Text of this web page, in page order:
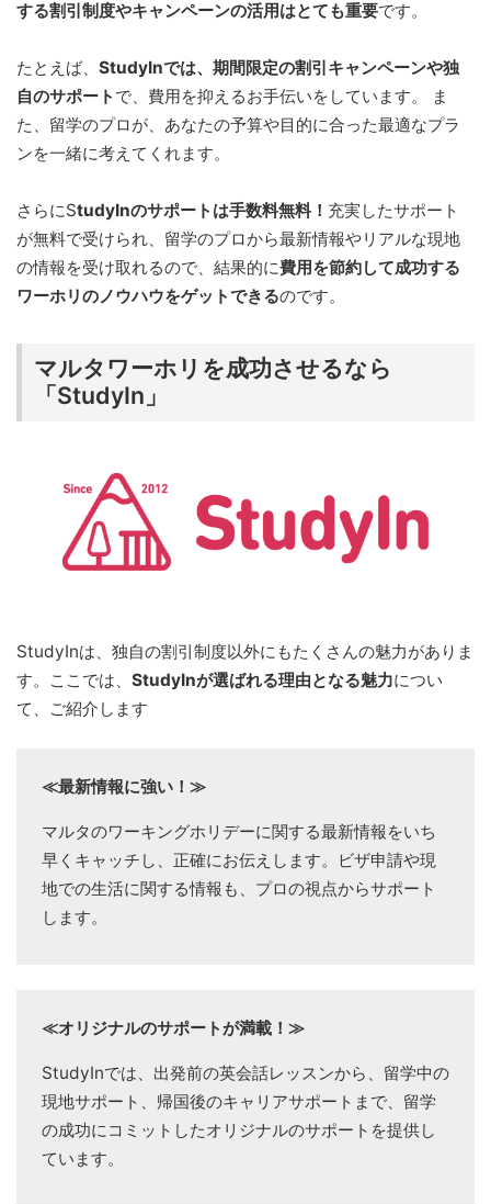
する割引制度やキャンペーンの活用はとても重要です。
たとえば、 StudyInでは、期間限定の割引キャンペーンや独
自のサポート で、費用を抑えるお手伝いをしています。 ま
た、留学のプロが、あなたの予算や目的に合った最適なプラ
ンを一緒に考えてくれます。
さらにStudyInのサポートは手数料無料！ 充実したサポート
が無料で受けられ、留学のプロから最新情報やリアルな現地
の情報を受け取れるので、結果的に費用を節約して成功する
ワーホリのノウハウをゲットできるのです。
マルタワーホリを成功させるなら
「StudyIn」
StudyInは、独自の割引制度以外にもたくさんの魅力がありま
す。ここでは、 StudyInが選ばれる理由となる魅力につい
て、ご紹介します
≪最新情報に強い！≫
マルタのワーキングホリデーに関する最新情報をいち
早くキャッチし、正確にお伝えします。ビザ申請や現
地での生活に関する情報も、プロの視点からサポート
します。
≪オリジナルのサポートが満載！≫
StudyInでは、出発前の英会話レッスンから、留学中の
現地サポート、帰国後のキャリアサポートまで、留学
の成功にコミットしたオリジナルのサポートを提供し
ています。